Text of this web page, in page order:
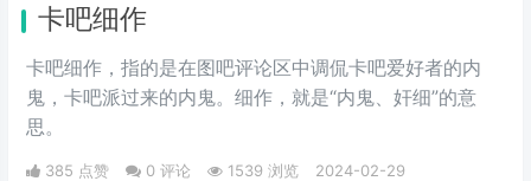
卡吧细作
卡吧细作，指的是在图吧评论区中调侃卡吧爱好者的内
鬼，卡吧派过来的内鬼。细作，就是“内鬼、奸细”的意
思。
385 点赞 0 评论 1539 浏览 2024-02-29